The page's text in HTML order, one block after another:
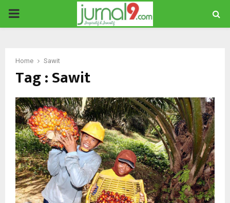
PRIMARY
Home Sawit
Tag : Sawit